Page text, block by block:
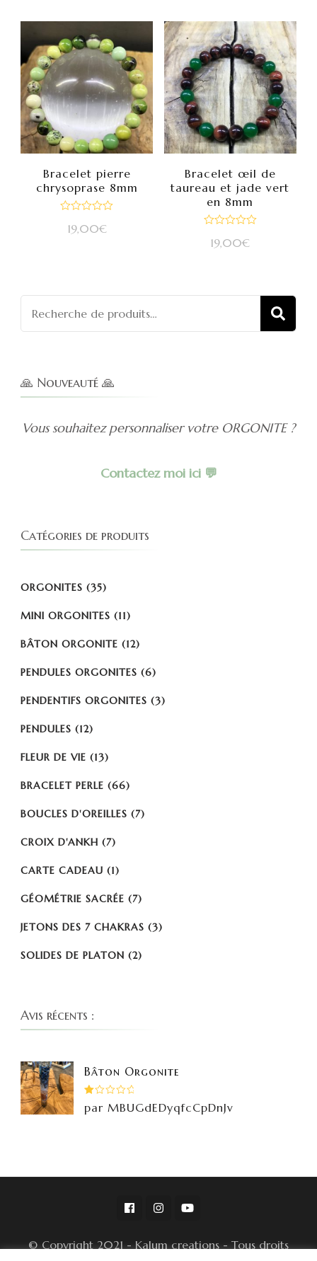
Bracelet pierre
chrysoprase 8mm
19,00€
Bracelet œil de
taureau et jade vert
en 8mm
19,00€
pour :
🙏 Nouveauté 🙏
Vous souhaitez personnaliser votre ORGONITE ?
Contactez moi ici 💬
Catégories de produits
ORGONITES (35)
MINI ORGONITES (11)
BÂTON ORGONITE (12)
PENDULES ORGONITES (6)
PENDENTIFS ORGONITES (3)
PENDULES (12)
FLEUR DE VIE (13)
BRACELET PERLE (66)
BOUCLES D'OREILLES (7)
CROIX D'ANKH (7)
CARTE CADEAU (1)
GÉOMÉTRIE SACRÉE (7)
JETONS DES 7 CHAKRAS (3)
SOLIDES DE PLATON (2)
Avis récents :
Bâton Orgonite
1
par MBUGdEDyqfcCpDnJv
© Copyright 2021 - Kalum creations - Tous droits